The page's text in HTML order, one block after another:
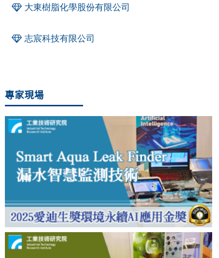
大東樹脂化學股份有限公司
志宸科技有限公司
專家現場